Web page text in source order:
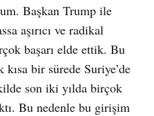
Başkan Trump ile
aşırıcı ve radikal
başarı elde ettik. Bu
bir sürede Suriye’de
son iki yılda birçok
Bu nedenle bu girişim